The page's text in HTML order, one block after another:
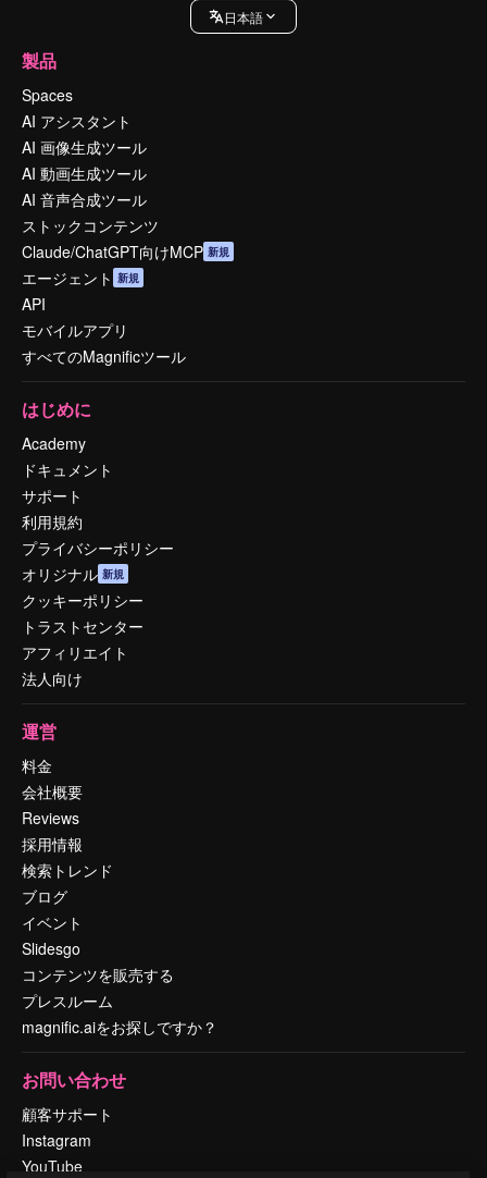
日本語
製品
Spaces
AI アシスタント
AI 画像生成ツール
AI 動画生成ツール
AI 音声合成ツール
ストックコンテンツ
Claude/ChatGPT向けMCP 新規
エージェント 新規
API
モバイルアプリ
すべてのMagnificツール
はじめに
Academy
ドキュメント
サポート
利用規約
プライバシーポリシー
オリジナル 新規
クッキーポリシー
トラストセンター
アフィリエイト
法人向け
運営
料金
会社概要
Reviews
採用情報
検索トレンド
ブログ
イベント
Slidesgo
コンテンツを販売する
プレスルーム
magnific.aiをお探しですか？
お問い合わせ
顧客サポート
Instagram
YouTube